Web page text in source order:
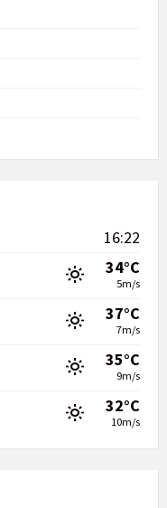
16:22
34°C
5m/s
37°C
7m/s
35°C
9m/s
32°C
10m/s